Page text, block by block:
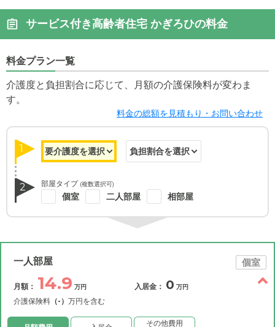
サービス付き高齢者住宅 かぎろひの料金
料金プラン一覧
介護度と負担割合に応じて、月額の介護保険料が変わま
す。
料金の総額を見積もり・お問い合わせ
1
2 部屋タイプ (複数選択可)
個室 二人部屋 相部屋
一人部屋 個室
月額： 14.9 万円
介護保険料 （-） 万円を含む
入居金： 0 万円
その他費用